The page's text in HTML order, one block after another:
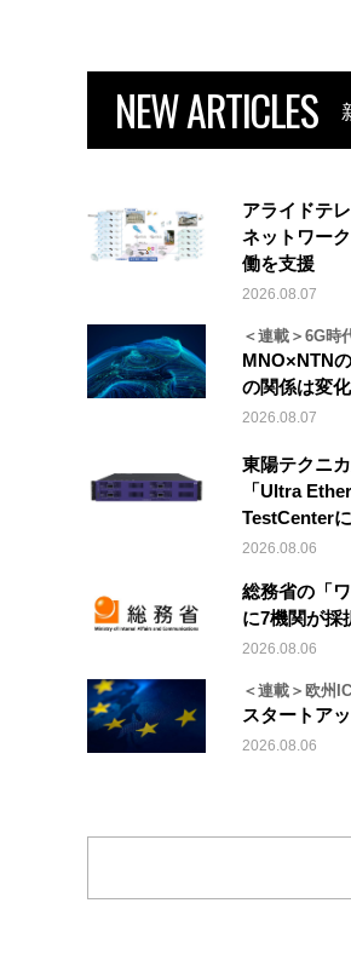
NEW ARTICLES
アライドテ
ネットワー
働を支援
2026.08.07
＜連載＞6G時
MNO×NTN
の関係は変
2026.08.07
東陽テクニ
「Ultra
TestCenter
2026.08.06
総務省の「
に7機関が採
2026.08.06
＜連載＞欧州
スタートア
2026.08.06